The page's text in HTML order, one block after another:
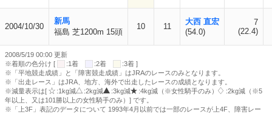
2004/10/30
新馬
福島 芝1200m 15頭
10 11
大西 直宏
(54.0)
7
(22.4)
2008/5/19 00:00 更新
※着順の色分け [
:1着 :2着
:3着 ]
※「平地競走成績」と「障害競走成績」はJRAのレースのみとなります。
※「出走レース」はJRA、地方、海外で出走したレースの成績となります。
※減量表示は[
:1kg減 :2kg減 :3kg減 :4kg減（※女性騎手のみ）
:2kg減（※5
年以上、又は101勝以上の女性騎手のみ）] です。
※「上3F」表記のデータについて 1993年4月以前では一部のレースが上4F、障害レー